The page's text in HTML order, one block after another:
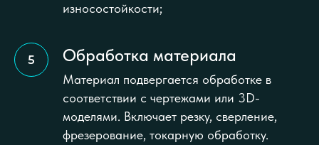
износостойкости;
Обработка материала
Материал подвергается обработке в
соответствии с чертежами или 3D-
моделями. Включает резку, сверление,
фрезерование, токарную обработку.